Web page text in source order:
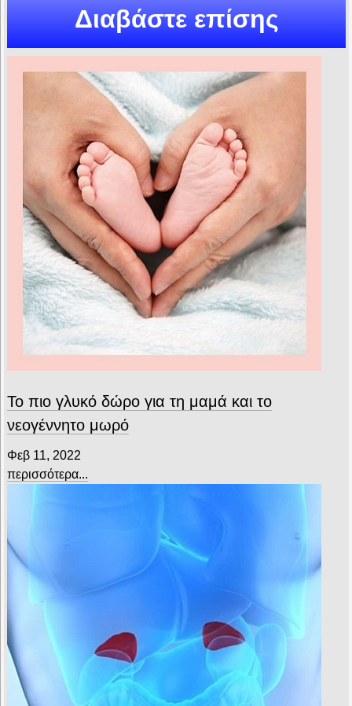
Διαβάστε επίσης
Το πιο γλυκό δώρο για τη μαμά και το
νεογέννητο μωρό
Φεβ 11, 2022
περισσότερα...